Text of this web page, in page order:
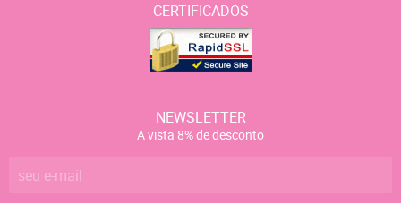
CERTIFICADOS
NEWSLETTER
A vista 8% de desconto